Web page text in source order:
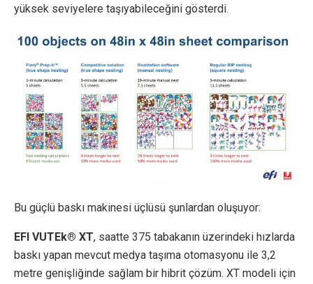
yüksek seviyelere taşıyabileceğini gösterdi.
Bu güçlü baskı makinesi üçlüsü şunlardan oluşuyor:
EFI VUTEk® XT, saatte 375 tabakanın üzerindeki hızlarda
baskı yapan mevcut medya taşıma otomasyonu ile 3,2
metre genişliğinde sağlam bir hibrit çözüm. XT modeli için